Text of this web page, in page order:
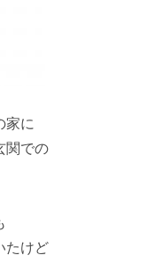
家に
関での
たけど